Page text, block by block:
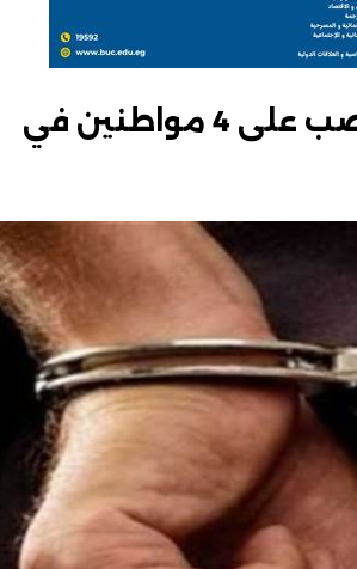
خد منهم 5 مليون جنيه.. ضبط متهم بالنصب على 4 مواطنين في